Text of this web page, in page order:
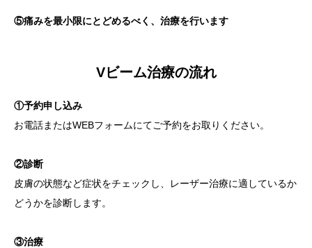
⑤痛みを最小限にとどめるべく、治療を行います
Vビーム治療の流れ
①予約申し込み
お電話またはWEBフォームにてご予約をお取りください。
②診断
皮膚の状態など症状をチェックし、レーザー治療に適しているか
どうかを診断します。
③治療